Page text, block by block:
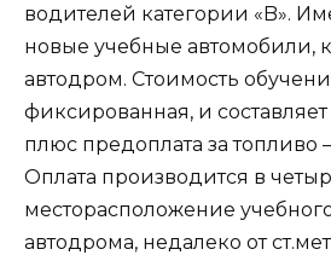
водителей категории «B».
новые учебные автомобили,
автодром. Стоимость
фиксированная, и
плюс предоплата за топливо
Оплата производится в
месторасположение
автодрома, недалеко от